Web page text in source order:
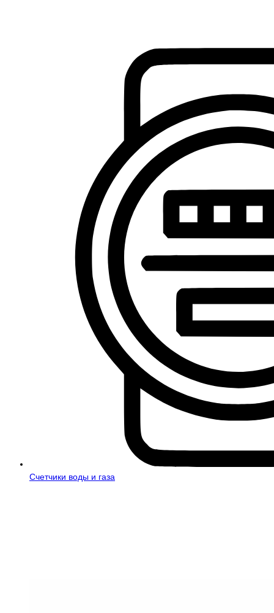
Счетчики воды и газа